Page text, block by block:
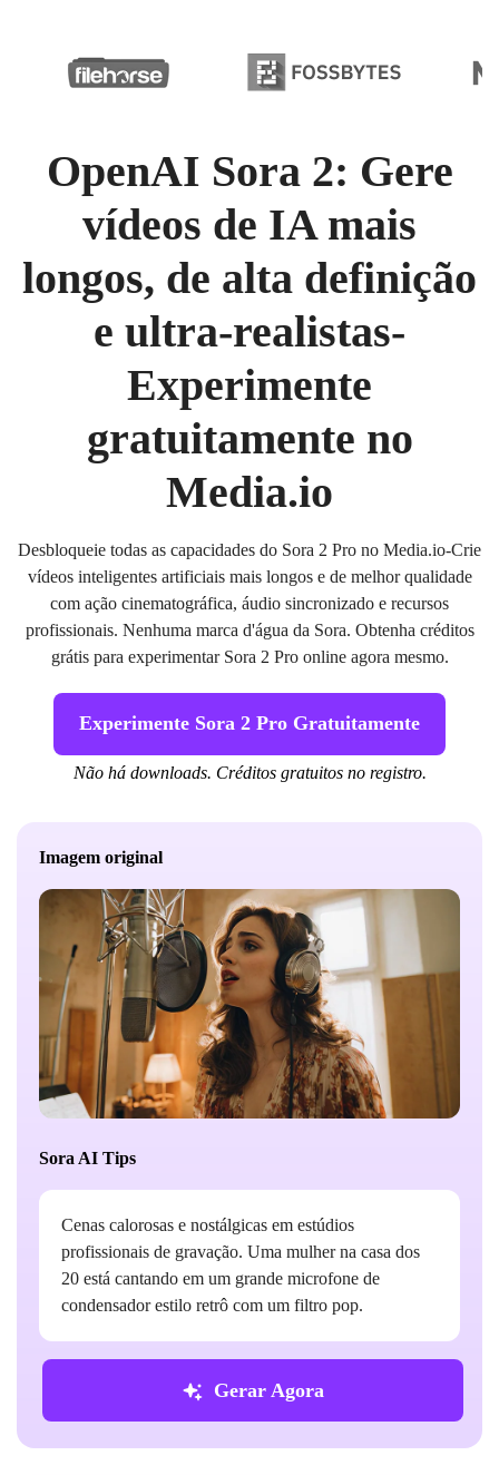
OpenAI Sora 2: Gere
vídeos de IA mais
longos, de alta definição
e ultra-realistas-
Experimente
gratuitamente no
Media.io
Desbloqueie todas as capacidades do Sora 2 Pro no Media.io-Crie
vídeos inteligentes artificiais mais longos e de melhor qualidade
com ação cinematográfica, áudio sincronizado e recursos
profissionais. Nenhuma marca d'água da Sora. Obtenha créditos
grátis para experimentar Sora 2 Pro online agora mesmo.
Experimente Sora 2 Pro Gratuitamente
Não há downloads. Créditos gratuitos no registro.
Imagem original
Sora AI Tips
Cenas calorosas e nostálgicas em estúdios
profissionais de gravação. Uma mulher na casa dos
20 está cantando em um grande microfone de
condensador estilo retrô com um filtro pop.
Gerar Agora